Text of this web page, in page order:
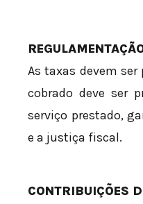
As taxas devem
cobrado deve ser
serviço prestado,
e a justiça fiscal.
CONTRIBUIÇÕES